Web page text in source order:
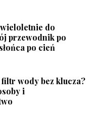
do
przewodnik po
po cień
wody bez klucza?
i